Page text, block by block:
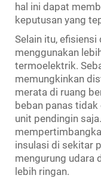
hal ini dapat
keputusan yang
Selain itu,
menggunakan
termoelektrik.
memungkinkan
merata di ruang
beban panas
unit pendingin
insulasi di sekitar
mengurung udara
lebih ringan.